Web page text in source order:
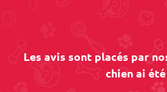
Les avis sont placés par
chien ai